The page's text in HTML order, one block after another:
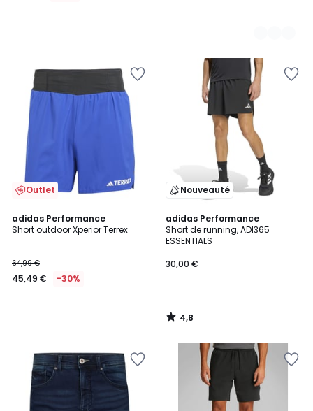
Outlet
adidas Performance
Short outdoor Xperior Terrex
64,99 €
45,49 € -30%
Nouveauté
adidas Performance
Short de running, ADI365
ESSENTIALS
30,00 €
4,8
/ 5
4,8
/